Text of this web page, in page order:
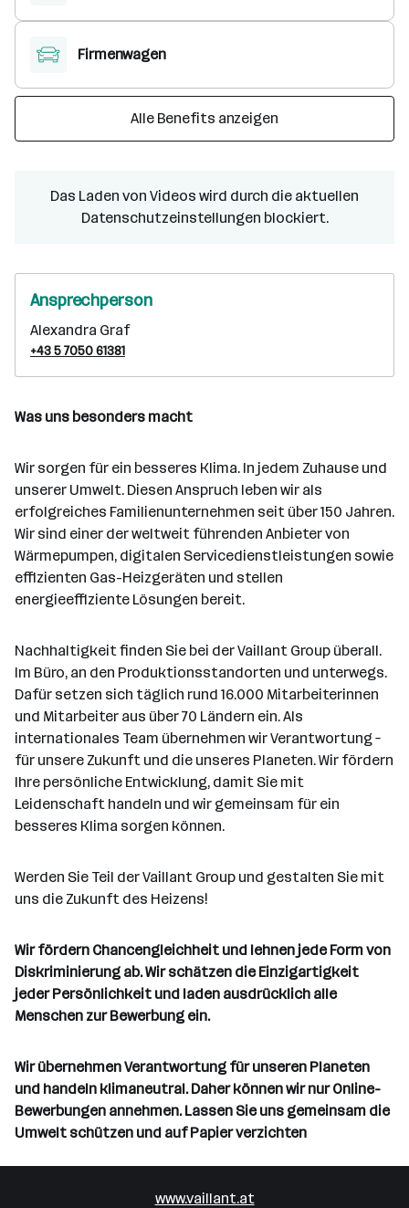
Firmenwagen
Alle Benefits anzeigen
Das Laden von Videos wird durch die aktuellen
Datenschutzeinstellungen blockiert.
Ansprechperson
Alexandra Graf
+43 5 7050 61381
Was uns besonders macht
Wir sorgen für ein besseres Klima. In jedem Zuhause und
unserer Umwelt. Diesen Anspruch leben wir als
erfolgreiches Familienunternehmen seit über 150 Jahren.
Wir sind einer der weltweit führenden Anbieter von
Wärmepumpen, digitalen Servicedienstleistungen sowie
effizienten Gas-Heizgeräten und stellen
energieeffiziente Lösungen bereit.
Nachhaltigkeit finden Sie bei der Vaillant Group überall.
Im Büro, an den Produktionsstandorten und unterwegs.
Dafür setzen sich täglich rund 16.000 Mitarbeiterinnen
und Mitarbeiter aus über 70 Ländern ein. Als
internationales Team übernehmen wir Verantwortung –
für unsere Zukunft und die unseres Planeten. Wir fördern
Ihre persönliche Entwicklung, damit Sie mit
Leidenschaft handeln und wir gemeinsam für ein
besseres Klima sorgen können.
Werden Sie Teil der Vaillant Group und gestalten Sie mit
uns die Zukunft des Heizens!
Wir fördern Chancengleichheit und lehnen jede Form von
Diskriminierung ab. Wir schätzen die Einzigartigkeit
jeder Persönlichkeit und laden ausdrücklich alle
Menschen zur Bewerbung ein.
Wir übernehmen Verantwortung für unseren Planeten
und handeln klimaneutral. Daher können wir nur Online-
Bewerbungen annehmen. Lassen Sie uns gemeinsam die
Umwelt schützen und auf Papier verzichten
www.vaillant.at